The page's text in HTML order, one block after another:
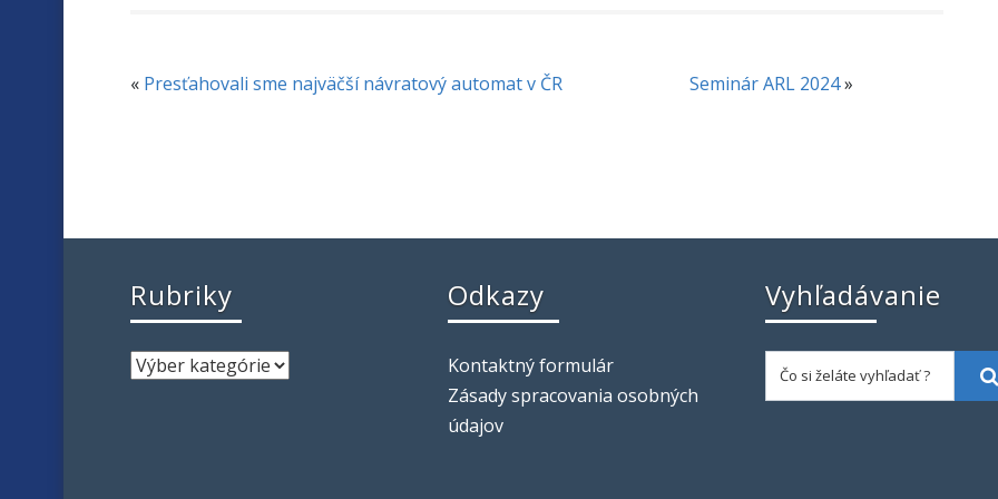
« Presťahovali sme najväčší návratový automat v ČR Seminár ARL 2024»
Rubriky Odkazy
Kontaktný formulár
Zásady spracovania osobných
údajov
Vyhľadávanie
Čo si želáte vyhľadať ?